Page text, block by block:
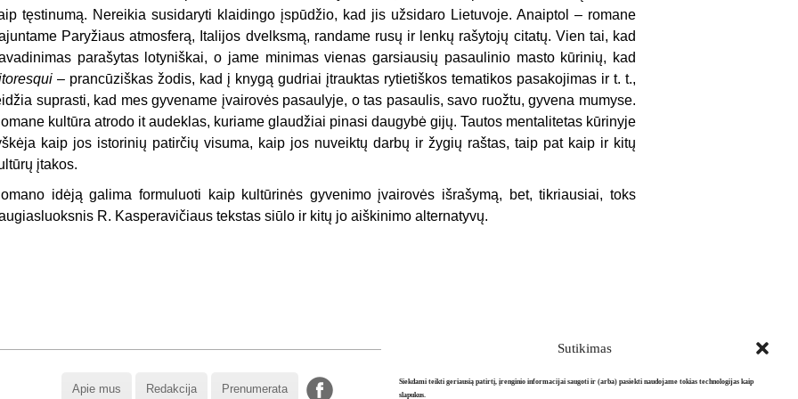
Sutikimas
Siekdami teikti geriausią patirtį, įrenginio informacijai saugoti ir (arba) pasiekti naudojame tokias technologijas kaip
slapukus.
tęsti­numą. Nereikia susidaryti klaidingo įspūdžio, kad jis užsidaro Lietuvoje. Anaiptol – romane
Pary­žiaus atmosferą, Italijos dvelksmą, randame rusų ir lenkų rašytojų citatų. Vien tai, kad
parašytas lotyniškai, o jame minimas vienas gar­siausių pasaulinio masto kūrinių, kad
qui – prancūziškas žodis, kad į knygą gudriai įtrauktas rytietiškos tematikos pasakojimas ir t. t.,
suprasti, kad mes gyvename įvairovės pasaulyje, o tas pasaulis, savo ruožtu, gyvena mumyse.
kultūra atrodo it audeklas, kuriame glaudžiai pinasi daugybė gijų. Tautos mentalite­tas kūrinyje
kaip jos istorinių patirčių visuma, kaip jos nuveiktų darbų ir žygių raštas, taip pat kaip ir kitų
įtakos.
idėją galima formuluoti kaip kultūrinės gyvenimo įvairovės išrašymą, bet, tikriausiai, toks
R. Kasperavičiaus tekstas siūlo ir kitų jo aiškinimo alterna­tyvų.
Apie mus Redakcija Prenumerata